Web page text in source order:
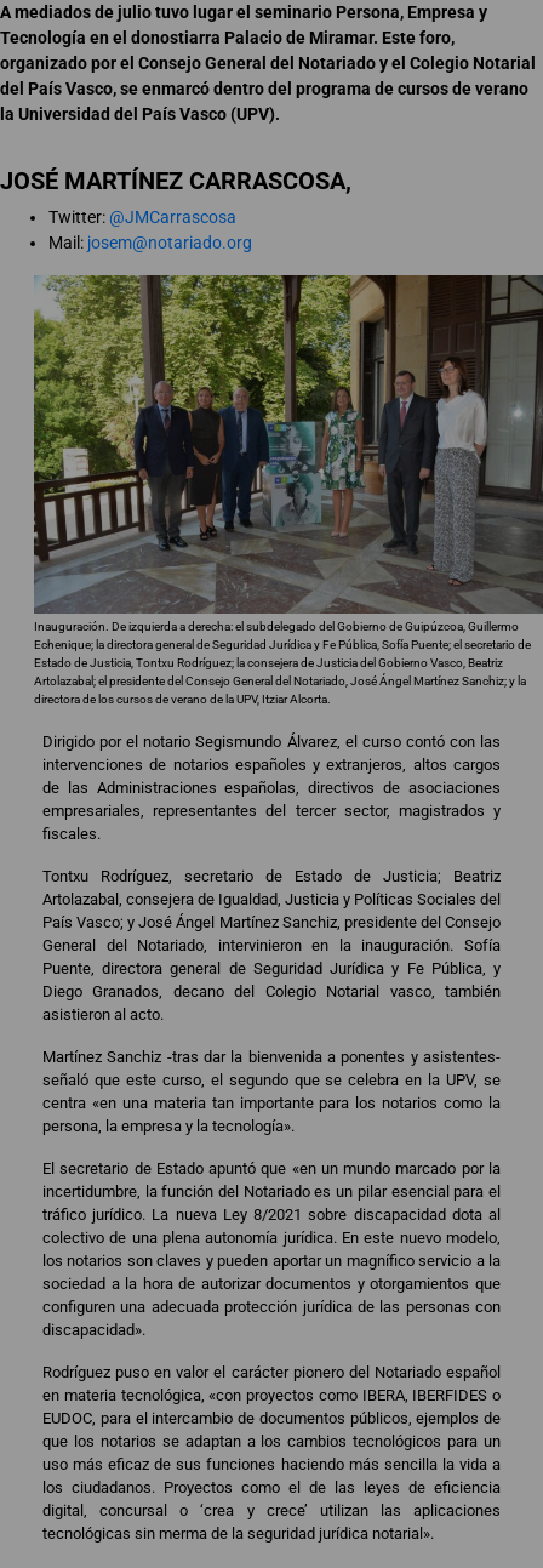
A mediados de julio tuvo lugar el seminario Persona, Empresa y
Tecnología en el donostiarra Palacio de Miramar. Este foro,
organizado por el Consejo General del Notariado y el Colegio Notarial
del País Vasco, se enmarcó dentro del programa de cursos de verano
la Universidad del País Vasco (UPV).
JOSÉ MARTÍNEZ CARRASCOSA,
Twitter:@JMCarrascosa
Mail: josem@notariado.org
Inauguración. De izquierda a derecha: el subdelegado del Gobierno de Guipúzcoa, Guillermo
Echenique; la directora general de Seguridad Jurídica y Fe Pública, Sofía Puente; el secretario de
Estado de Justicia, Tontxu Rodríguez; la consejera de Justicia del Gobierno Vasco, Beatriz
Artolazabal; el presidente del Consejo General del Notariado, José Ángel Martínez Sanchiz; y la
directora de los cursos de verano de la UPV, Itziar Alcorta.
Dirigido por el notario Segismundo Álvarez, el curso contó con las
intervenciones de notarios españoles y extranjeros, altos cargos
de las Administraciones españolas, directivos de asociaciones
empresariales, representantes del tercer sector, magistrados y
fiscales.
Tontxu Rodríguez, secretario de Estado de Justicia; Beatriz
Artolazabal, consejera de Igualdad, Justicia y Políticas Sociales del
País Vasco; y José Ángel Martínez Sanchiz, presidente del Consejo
General del Notariado, intervinieron en la inauguración. Sofía
Puente, directora general de Seguridad Jurídica y Fe Pública, y
Diego Granados, decano del Colegio Notarial vasco, también
asistieron al acto.
Martínez Sanchiz -tras dar la bienvenida a ponentes y asistentes-
señaló que este curso, el segundo que se celebra en la UPV, se
centra «en una materia tan importante para los notarios como la
persona, la empresa y la tecnología».
El secretario de Estado apuntó que «en un mundo marcado por la
incertidumbre, la función del Notariado es un pilar esencial para el
tráfico jurídico. La nueva Ley 8/2021 sobre discapacidad dota al
colectivo de una plena autonomía jurídica. En este nuevo modelo,
los notarios son claves y pueden aportar un magnífico servicio a la
sociedad a la hora de autorizar documentos y otorgamientos que
configuren una adecuada protección jurídica de las personas con
discapacidad».
Rodríguez puso en valor el carácter pionero del Notariado español
en materia tecnológica, «con proyectos como IBERA, IBERFIDES o
EUDOC, para el intercambio de documentos públicos, ejemplos de
que los notarios se adaptan a los cambios tecnológicos para un
uso más eficaz de sus funciones haciendo más sencilla la vida a
los ciudadanos. Proyectos como el de las leyes de eficiencia
digital, concursal o ‘crea y crece’ utilizan las aplicaciones
tecnológicas sin merma de la seguridad jurídica notarial».